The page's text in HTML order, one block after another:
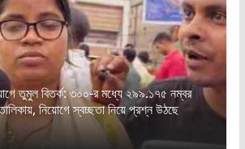
তুমুল বিতর্ক: ৩০০-র মধ্যে ২৯৯.১৭৫ নম্বর
নিয়োগে স্বচ্ছতা নিয়ে প্রশ্ন উঠছে